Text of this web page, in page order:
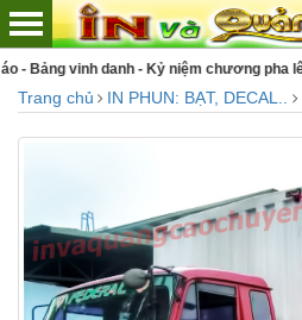
lê - Biển chức danh... chất lượng số 1
Trang chủ IN PHUN: BẠT, DECAL..